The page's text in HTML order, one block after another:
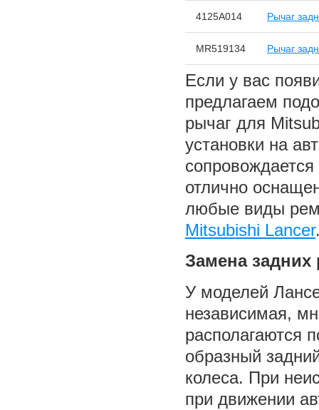
4125A014 Рычаг
MR519134 Рычаг
Если у вас
предлагаем
рычаг для
установки на
отлично
любые виды
Mitsubishi Lancer
Замена задних
У моделей
независимая,
располагаются
образный
колеса. При
при движении